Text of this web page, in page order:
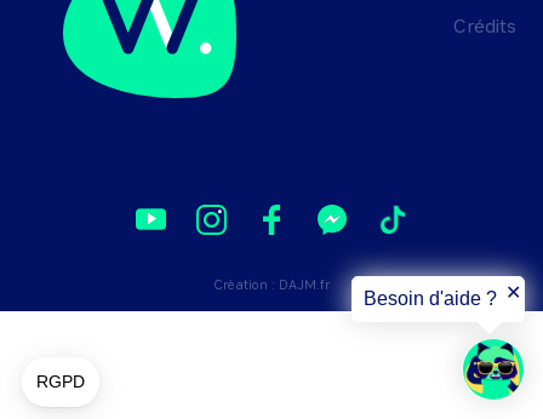
Création : DAJM.fr
Crédits
Besoin d'aide ? ✕